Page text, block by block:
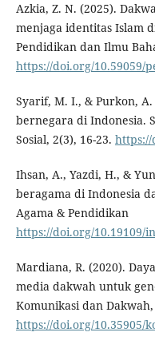
Azkia, Z. N. (2025).
menjaga identitas Islam
Pendidikan dan Ilmu
https://doi.org/10.59059/
Syarif, M. I., & Purkon,
bernegara di Indonesia.
Sosial, 2(3), 16-23. https://
Ihsan, A., Yazdi, H., &
beragama di Indonesia
Agama & Pendidikan
https://doi.org/10.19109/
Mardiana, R. (2020).
media dakwah untuk
Komunikasi dan Dakwah,
https://doi.org/10.35905/